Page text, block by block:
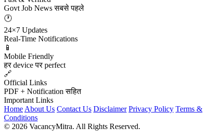
Govt Job News सबसे पहले
🕐
24×7 Updates
Real-Time Notifications
📱
Mobile Friendly
हर device पर perfect
🔗
Official Links
PDF + Notification सहित
Important Links
Home About Us Contact Us Disclaimer Privacy Policy Terms &
Conditions
© 2026 VacancyMitra. All Rights Reserved.